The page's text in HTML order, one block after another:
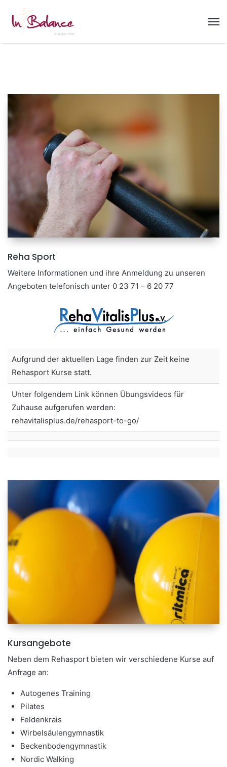
Reha Sport
Weitere Informationen und ihre Anmeldung zu unseren
Angeboten telefonisch unter 0 23 71 – 6 20 77
Aufgrund der aktuellen Lage finden zur Zeit keine
Rehasport Kurse statt.
Unter folgendem Link können Übungsvideos für
Zuhause aufgerufen werden:
rehavitalisplus.de/rehasport-to-go/
Kursangebote
Neben dem Rehasport bieten wir verschiedene Kurse auf
Anfrage an:
Autogenes Training
Pilates
Feldenkrais
Wirbelsäulengymnastik
Beckenbodengymnastik
Nordic Walking